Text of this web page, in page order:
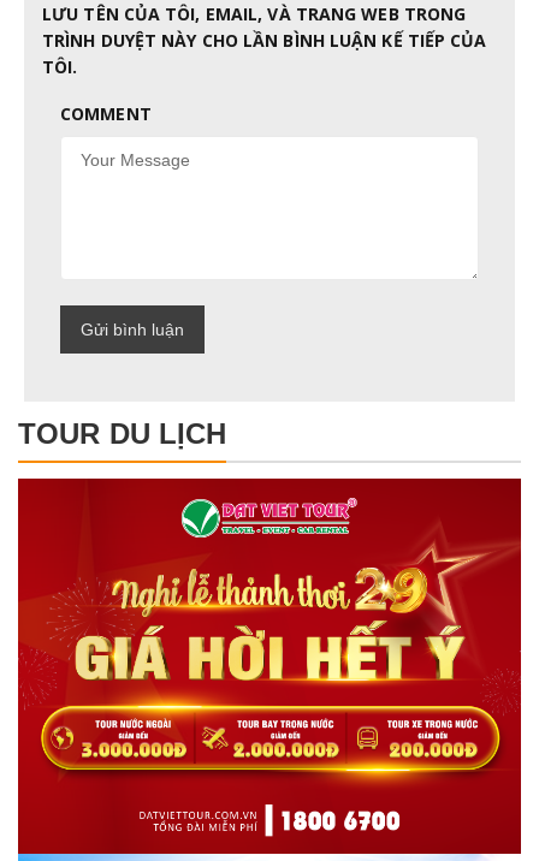
LƯU TÊN CỦA TÔI, EMAIL, VÀ TRANG WEB TRONG
TRÌNH DUYỆT NÀY CHO LẦN BÌNH LUẬN KẾ TIẾP CỦA
TÔI.
COMMENT
TOUR DU LỊCH